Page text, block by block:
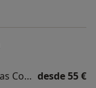
Primera visita Medicinas y Terapias Complementarias desde 55 €